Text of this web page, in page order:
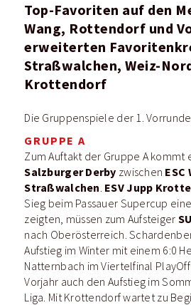
Top-Favoriten auf den
Wang, Rottendorf und
erweiterten
Straßwalchen, Weiz-
Krottendorf
Die Gruppenspiele der 1. Vorrunde
GRUPPE A
Zum Auftakt der Gruppe A kommt
Salzburger Derby zwischen
Straßwalchen. ESV Jupp
Sieg beim Passauer Supercup
zeigten, müssen zum Aufsteiger
nach Oberösterreich.
Aufstieg im Winter mit einem 6:0
Natternbach im Viertelfinal
Vorjahr auch den Aufstieg im
Liga. Mit Krottendorf wartet zu